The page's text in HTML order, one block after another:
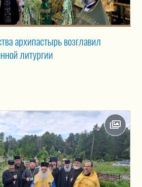
архипастырь возглавил
литургии